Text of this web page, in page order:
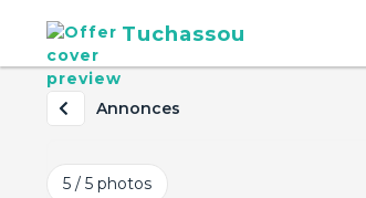
Tuchassou
Annonces
5 / 5 photos